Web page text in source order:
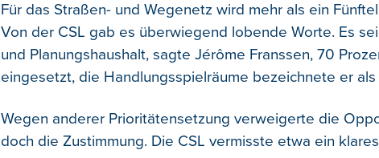
Für das Straßen- und Wegenetz wird mehr als ein
Von der CSL gab es überwiegend lobende Worte. Es
und Planungshaushalt, sagte Jérôme Franssen, 70
eingesetzt, die Handlungsspielräume bezeichnete er
Wegen anderer Prioritätensetzung verweigerte die
doch die Zustimmung. Die CSL vermisste etwa ein